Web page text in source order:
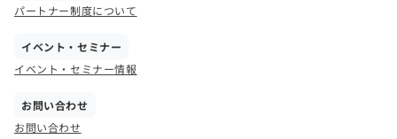
パートナー制度について
イベント・セミナー
イベント・セミナー情報
お問い合わせ
お問い合わせ